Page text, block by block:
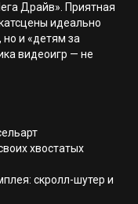
Драйв». Приятная
идеально
и «детям за
видеоигр — не
хвостатых
скролл-шутер и